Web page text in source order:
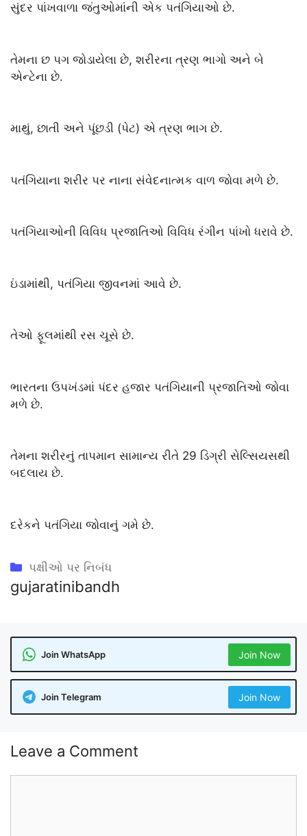
સુંદર પાંખવાળા જંતુઓમાંની એક પતંગિયાઓ છે.
તેમના છ પગ જોડાયેલા છે, શરીરના ત્રણ ભાગો અને બે
એન્ટેના છે.
માથું, છાતી અને પૂંછડી (પેટ) એ ત્રણ ભાગ છે.
પતંગિયાના શરીર પર નાના સંવેદનાત્મક વાળ જોવા મળે છે.
પતંગિયાઓની વિવિધ પ્રજાતિઓ વિવિધ રંગીન પાંખો ધરાવે છે.
ઇંડામાંથી, પતંગિયા જીવનમાં આવે છે.
તેઓ ફૂલમાંથી રસ ચૂસે છે.
ભારતના ઉપખંડમાં પંદર હજાર પતંગિયાની પ્રજાતિઓ જોવા
મળે છે.
તેમના શરીરનું તાપમાન સામાન્ય રીતે 29 ડિગ્રી સેલ્સિયસથી
બદલાય છે.
દરેકને પતંગિયા જોવાનું ગમે છે.
Categories
પક્ષીઓ પર નિબંધ
gujaratinibandh
Join WhatsApp Join Now
Join Telegram Join Now
Leave a Comment